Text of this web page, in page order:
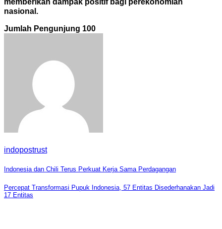
nasional.
Jumlah Pengunjung 100
indopostrust
Navigasi
pos
Indonesia dan Chili Terus Perkuat Kerja Sama Perdagangan
Percepat Transformasi Pupuk Indonesia, 57 Entitas Disederhanakan Jadi
17 Entitas